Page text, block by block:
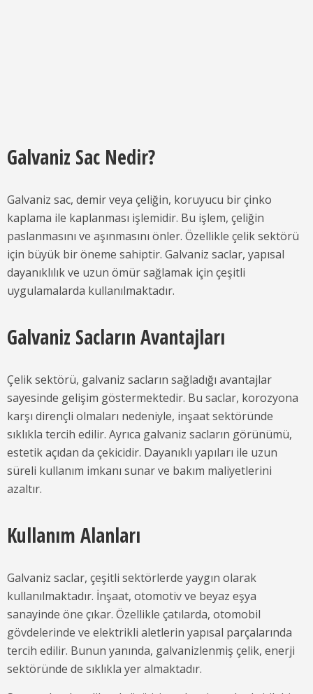
Galvaniz Sac Nedir?
Galvaniz sac, demir veya çeliğin, koruyucu bir çinko
kaplama ile kaplanması işlemidir. Bu işlem, çeliğin
paslanmasını ve aşınmasını önler. Özellikle çelik sektörü
için büyük bir öneme sahiptir. Galvaniz saclar, yapısal
dayanıklılık ve uzun ömür sağlamak için çeşitli
uygulamalarda kullanılmaktadır.
Galvaniz Sacların Avantajları
Çelik sektörü, galvaniz sacların sağladığı avantajlar
sayesinde gelişim göstermektedir. Bu saclar, korozyona
karşı dirençli olmaları nedeniyle, inşaat sektöründe
sıklıkla tercih edilir. Ayrıca galvaniz sacların görünümü,
estetik açıdan da çekicidir. Dayanıklı yapıları ile uzun
süreli kullanım imkanı sunar ve bakım maliyetlerini
azaltır.
Kullanım Alanları
Galvaniz saclar, çeşitli sektörlerde yaygın olarak
kullanılmaktadır. İnşaat, otomotiv ve beyaz eşya
sanayinde öne çıkar. Özellikle çatılarda, otomobil
gövdelerinde ve elektrikli aletlerin yapısal parçalarında
tercih edilir. Bunun yanında, galvanizlenmiş çelik, enerji
sektöründe de sıklıkla yer almaktadır.